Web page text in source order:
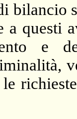
bilancio
a
e